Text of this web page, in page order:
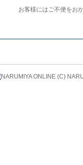
お客様にはご不便をお